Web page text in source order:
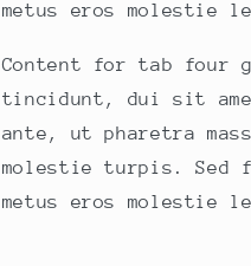
metus eros molestie
Content for tab four
tincidunt, dui sit
ante, ut pharetra
molestie turpis. Sed
metus eros molestie